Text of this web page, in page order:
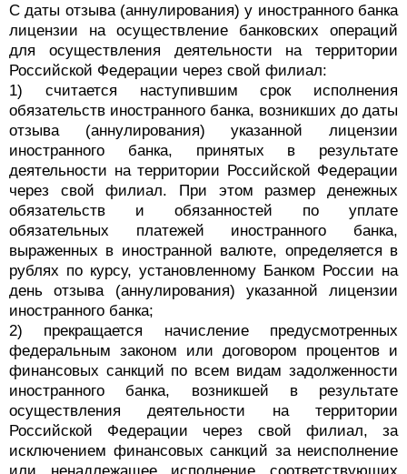
С даты отзыва (аннулирования) у иностранного банка
лицензии на осуществление банковских операций
для осуществления деятельности на территории
Российской Федерации через свой филиал:
1) считается наступившим срок исполнения
обязательств иностранного банка, возникших до даты
отзыва (аннулирования) указанной лицензии
иностранного банка, принятых в результате
деятельности на территории Российской Федерации
через свой филиал. При этом размер денежных
обязательств и обязанностей по уплате
обязательных платежей иностранного банка,
выраженных в иностранной валюте, определяется в
рублях по курсу, установленному Банком России на
день отзыва (аннулирования) указанной лицензии
иностранного банка;
2) прекращается начисление предусмотренных
федеральным законом или договором процентов и
финансовых санкций по всем видам задолженности
иностранного банка, возникшей в результате
осуществления деятельности на территории
Российской Федерации через свой филиал, за
исключением финансовых санкций за неисполнение